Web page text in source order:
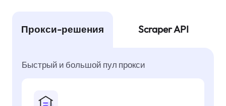
Прокси-решения Scraper API
Быстрый и большой пул прокси